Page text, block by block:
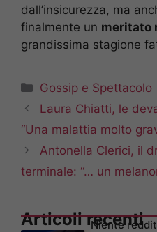
dall’insicurezza, ma
finalmente un meritato
grandissima stagione
Categorie
Gossip e Spettacolo
Laura Chiatti, le
“Una malattia molto
Antonella Clerici, il
terminale: “… un
Articoli recenti
Niente